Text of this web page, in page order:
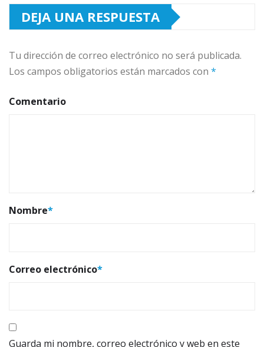
DEJA UNA RESPUESTA
Tu dirección de correo electrónico no será publicada.
Los campos obligatorios están marcados con *
Comentario
Nombre*
Correo electrónico*
Guarda mi nombre, correo electrónico y web en este